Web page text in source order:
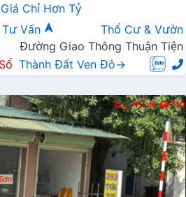
Chỉ Hơn Tỷ
Tư Vấn
Thổ Cư & Vườn
Đường Giao Thông Thuận Tiện
Thành Đất Ven Đô→
Q.L T.N 710